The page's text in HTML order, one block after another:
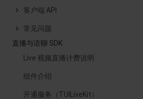
客户端 API
常见问题
直播与语聊 SDK
Live 视频直播计费说明
组件介绍
开通服务（TUILiveKit）